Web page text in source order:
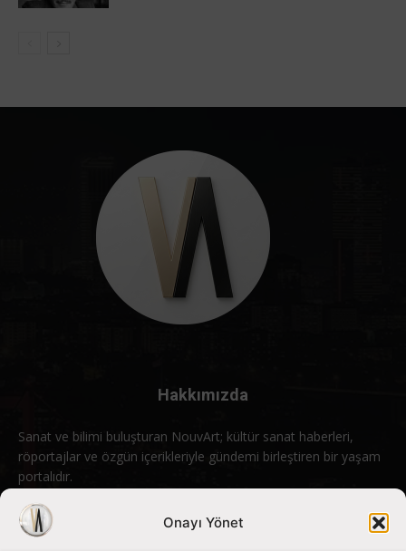
Onayı Yönet
Hakkımızda
Sanat ve bilimi buluşturan NouvArt; kültür sanat haberleri,
röportajlar ve özgün içerikleriyle gündemi birleştiren bir yaşam
portalıdır.
Bizimle iletişime geçin: info@nouvart.net